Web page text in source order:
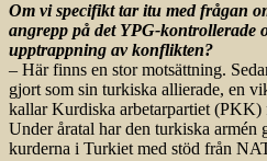
Om vi specifikt tar itu med frågan
angrepp på det YPG-kontrollerade
upptrappning av konflikten?
– Här finns en stor motsättning.
gjort som sin turkiska allierade, en
kallar Kurdiska arbetarpartiet (PKK)
Under åratal har den turkiska
kurderna i Turkiet med stöd från